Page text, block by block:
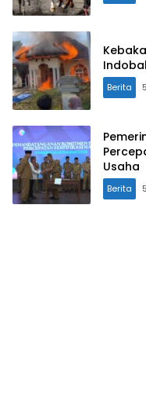
Berita
Usaha
Berita